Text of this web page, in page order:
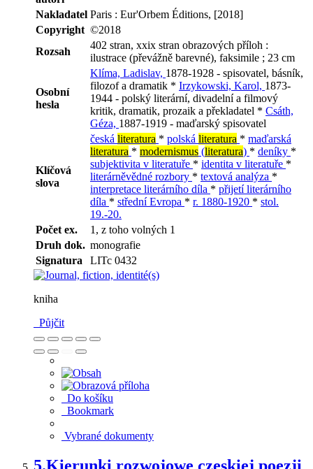
Nakladatel Paris : Eur'Orbem Éditions, [2018]
Copyright ©2018
Rozsah
402 stran, xxix stran obrazových příloh :
ilustrace (převážně barevné), faksimile ; 23 cm
Osobní
hesla
Klíma, Ladislav, 1878-1928 - spisovatel, básník,
filozof a dramatik * Irzykowski, Karol, 1873-
1944 - polský literární, divadelní a filmový
kritik, dramatik, prozaik a překladatel * Csáth,
Géza, 1887-1919 - maďarský spisovatel
Klíčová
slova
česká literatura * polská literatura * maďarská
literatura * modernismus (literatura) * deníky *
subjektivita v literatuře * identita v literatuře *
literárněvědné rozbory * textová analýza *
interpretace literárního díla * přijetí literárního
díla * střední Evropa * r. 1880-1920 * stol.
19.-20.
Počet ex.
1, z toho volných 1
Druh dok. monografie
Signatura
LITc 0432
kniha
Půjčit
Do košíku
Bookmark
Vybrané dokumenty